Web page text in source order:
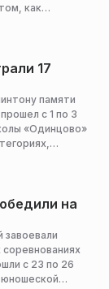
как
17
памяти
с 1 по 3
«Одинцово»
на
завоевали
с 23 по 26